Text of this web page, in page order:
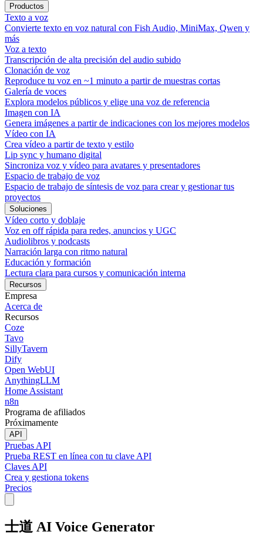
Productos
Texto a voz
Convierte texto en voz natural con Fish Audio, MiniMax, Qwen y
más
Voz a texto
Transcripción de alta precisión del audio subido
Clonación de voz
Reproduce tu voz en ~1 minuto a partir de muestras cortas
Galería de voces
Explora modelos públicos y elige una voz de referencia
Imagen con IA
Genera imágenes a partir de indicaciones con los mejores modelos
Vídeo con IA
Crea vídeo a partir de texto y estilo
Lip sync y humano digital
Sincroniza voz y vídeo para avatares y presentadores
Espacio de trabajo de voz
Espacio de trabajo de síntesis de voz para crear y gestionar tus
proyectos
Soluciones
Vídeo corto y doblaje
Voz en off rápida para redes, anuncios y UGC
Audiolibros y podcasts
Narración larga con ritmo natural
Educación y formación
Lectura clara para cursos y comunicación interna
Recursos
Empresa
Acerca de
Recursos
Coze
Tavo
SillyTavern
Dify
Open WebUI
AnythingLLM
Home Assistant
n8n
Programa de afiliados
Próximamente
API
Pruebas API
Prueba REST en línea con tu clave API
Claves API
Crea y gestiona tokens
Precios
士道 AI Voice Generator